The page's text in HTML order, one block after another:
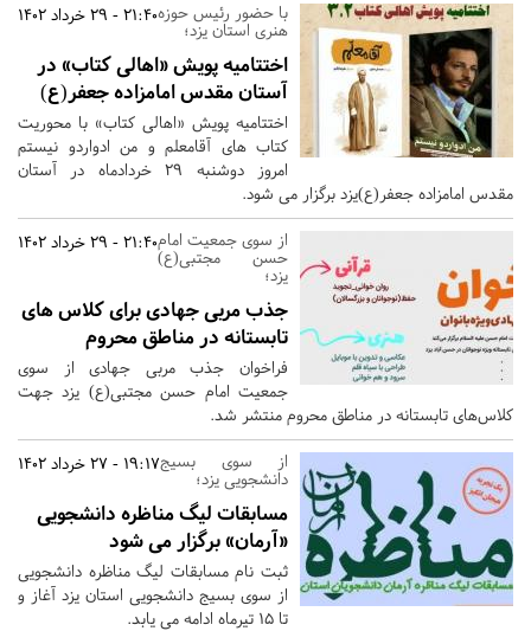
21:40 - 29 خرداد 1402با حضور رئیس حوزه
هنری استان یزد؛
اختتامیه پویش «اهالی کتاب» در
آستان مقدس امامزاده جعفر(ع)
اختتامیه پویش «اهالی کتاب» با محوریت
کتاب های آقامعلم و من ادواردو نیستم
امروز دوشنبه 29 خردادماه در آستان
مقدس امامزاده جعفر(ع)یزد برگزار می شود.
21:40 - 29 خرداد 1402از سوی جمعیت امام
حسن مجتبی(ع)
یزد؛
جذب مربی جهادی برای کلاس های
تابستانه در مناطق محروم
فراخوان جذب مربی جهادی از سوی
جمعیت امام حسن مجتبی(ع) یزد جهت
کلاس‌های تابستانه در مناطق محروم منتشر شد.
19:17 - 27 خرداد 1402از سوی بسیج
دانشجویی یزد؛
مسابقات لیگ مناظره دانشجویی
«آرمان» برگزار می شود
ثبت نام مسابقات لیگ مناظره دانشجویی
از سوی بسیج دانشجویی استان یزد آغاز و
تا 15 تیرماه ادامه می یابد.